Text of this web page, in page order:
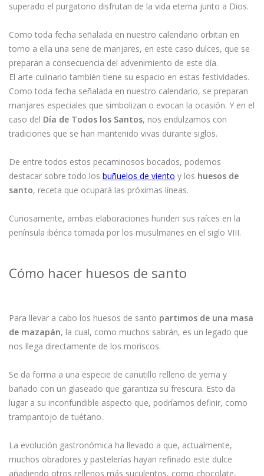
superado el purgatorio disfrutan de la vida eterna junto a Dios.
Como toda fecha señalada en nuestro calendario orbitan en
torno a ella una serie de manjares, en este caso dulces, que se
preparan a consecuencia del advenimiento de este día.
El arte culinario también tiene su espacio en estas festividades.
Como toda fecha señalada en nuestro calendario, se preparan
manjares especiales que simbolizan o evocan la ocasión. Y en el
caso del Día de Todos los Santos, nos endulzamos con
tradiciones que se han mantenido vivas durante siglos.
De entre todos estos pecaminosos bocados, podemos
destacar sobre todo los buñuelos de viento y los huesos de
santo, receta que ocupará las próximas líneas.
Curiosamente, ambas elaboraciones hunden sus raíces en la
península ibérica tomada por los musulmanes en el siglo VIII.
Cómo hacer huesos de santo
Para llevar a cabo los huesos de santo partimos de una masa
de mazapán, la cual, como muchos sabrán, es un legado que
nos llega directamente de los moriscos.
Se da forma a una especie de canutillo relleno de yema y
bañado con un glaseado que garantiza su frescura. Esto da
lugar a su inconfundible aspecto que, podríamos definir, como
trampantojo de tuétano.
La evolución gastronómica ha llevado a que, actualmente,
muchos obradores y pastelerías hayan refinado este dulce
añadiendo otros rellenos más suculentos, como chocolate,